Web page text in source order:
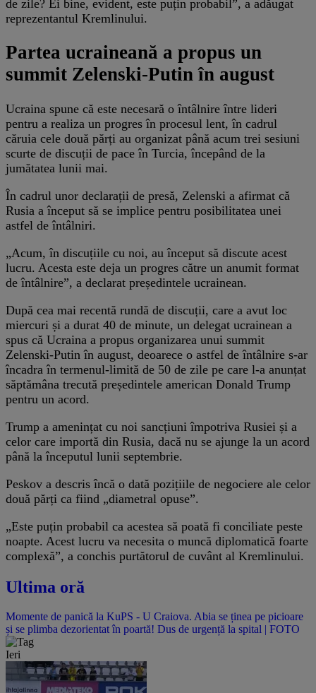
de zile? Ei bine, evident, este puțin probabil”, a adăugat
reprezentantul Kremlinului.
Partea ucraineană a propus un
summit Zelenski-Putin în august
Ucraina spune că este necesară o întâlnire între lideri
pentru a realiza un progres în procesul lent, în cadrul
căruia cele două părți au organizat până acum trei sesiuni
scurte de discuții de pace în Turcia, începând de la
jumătatea lunii mai.
În cadrul unor declarații de presă, Zelenski a afirmat că
Rusia a început să se implice pentru posibilitatea unei
astfel de întâlniri.
„Acum, în discuțiile cu noi, au început să discute acest
lucru. Acesta este deja un progres către un anumit format
de întâlnire”, a declarat președintele ucrainean.
După cea mai recentă rundă de discuții, care a avut loc
miercuri și a durat 40 de minute, un delegat ucrainean a
spus că Ucraina a propus organizarea unui summit
Zelenski-Putin în august, deoarece o astfel de întâlnire s-ar
încadra în termenul-limită de 50 de zile pe care l-a anunțat
săptămâna trecută președintele american Donald Trump
pentru un acord.
Trump a amenințat cu noi sancțiuni împotriva Rusiei și a
celor care importă din Rusia, dacă nu se ajunge la un acord
până la începutul lunii septembrie.
Peskov a descris încă o dată pozițiile de negociere ale celor
două părți ca fiind „diametral opuse”.
„Este puțin probabil ca acestea să poată fi conciliate peste
noapte. Acest lucru va necesita o muncă diplomatică foarte
complexă”, a conchis purtătorul de cuvânt al Kremlinului.
Ultima oră
Momente de panică la KuPS - U Craiova. Abia se ținea pe picioare
și se plimba dezorientat în poartă! Dus de urgență la spital | FOTO
Ieri